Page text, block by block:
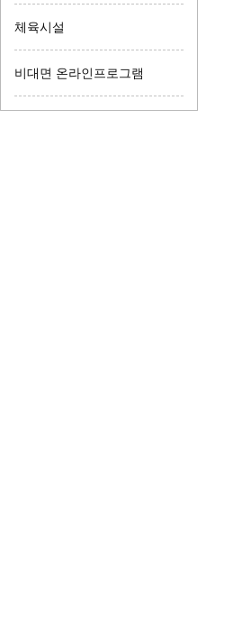
체육시설
비대면 온라인프로그램